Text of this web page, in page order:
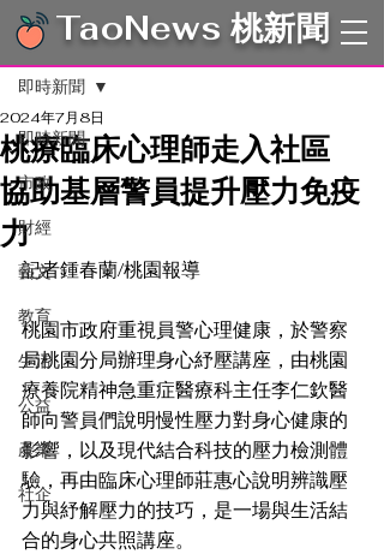
TaoNews 桃新聞
文章
即時新聞
市政
財經
藝文
教育
生活
公益
產業
社企
即時新聞
桃療臨床心理師走入社區
協助基層警員提升壓力免疫
力
2024年7月8日
記者鍾春蘭/桃園報導
桃園市政府重視員警心理健康，於警察
局桃園分局辦理身心紓壓講座，由桃園
療養院精神急重症醫療科主任李仁欽醫
師向警員們說明慢性壓力對身心健康的
影響，以及現代結合科技的壓力檢測體
驗，再由臨床心理師莊惠心說明辨識壓
力與紓解壓力的技巧，是一場與生活結
合的身心共照講座。